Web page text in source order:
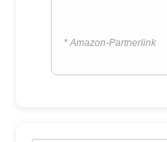
* Amazon-Partnerlink